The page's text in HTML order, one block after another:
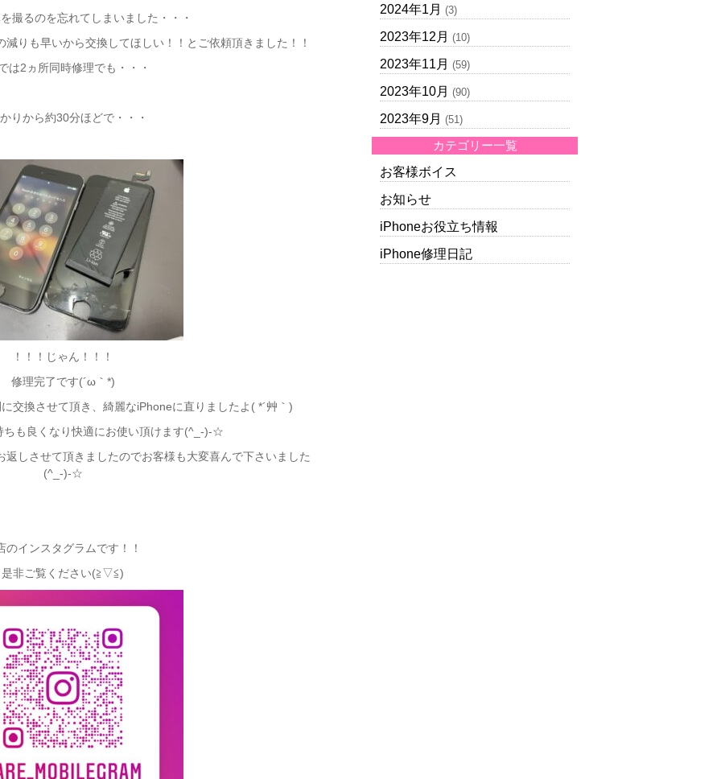
撮るのを忘れてしまいました・・・
りも早いから交換してほしい！！とご依頼頂きました！！
は2ヵ所同時修理でも・・・
りから約30分ほどで・・・
！！！じゃん！！！
修理完了です(´ω｀*)
交換させて頂き、綺麗なiPhoneに直りましたよ( *´艸｀)
ちも良くなり快適にお使い頂けます(^_-)-☆
しさせて頂きましたのでお客様も大変喜んで下さいました
(^_-)-☆
のインスタグラムです！！
是非ご覧ください(≧▽≦)
2024年1月 (3)
2023年12月 (10)
2023年11月 (59)
2023年10月 (90)
2023年9月 (51)
カテゴリー一覧
お客様ボイス
お知らせ
iPhoneお役立ち情報
iPhone修理日記